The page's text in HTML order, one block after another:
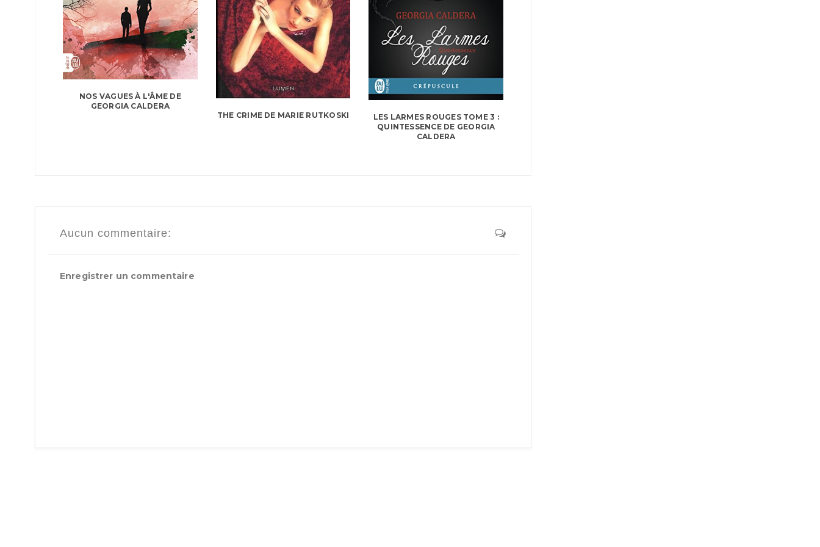
NOS VAGUES À L'ÂME DE
GEORGIA CALDERA
THE CRIME DE MARIE RUTKOSKI
LES LARMES ROUGES TOME 3 :
QUINTESSENCE DE GEORGIA
CALDERA
Aucun commentaire:
Enregistrer un commentaire